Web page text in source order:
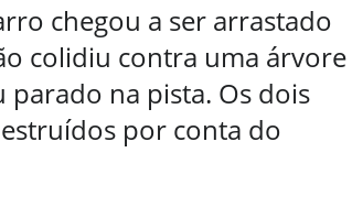
chegou a ser arrastado
colidiu contra uma árvore
na pista. Os dois
por conta do